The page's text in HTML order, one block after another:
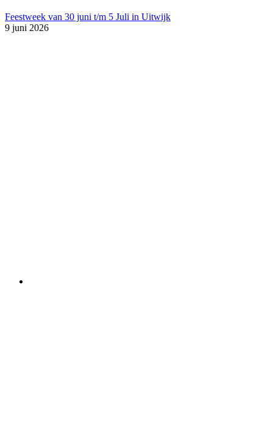
Feestweek van 30 juni t/m 5 Juli in Uitwijk
9 juni 2026